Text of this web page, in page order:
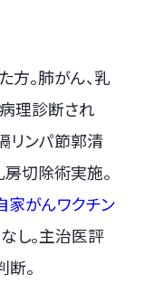
方。肺がん、乳
理診断され
リンパ節郭清
切除術実施。
家がんワクチン
し。主治医評
。